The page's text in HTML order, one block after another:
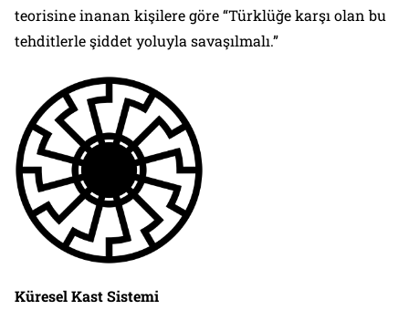
teorisine inanan kişilere göre “Türklüğe karşı olan bu
tehditlerle şiddet yoluyla savaşılmalı.”
Küresel Kast Sistemi